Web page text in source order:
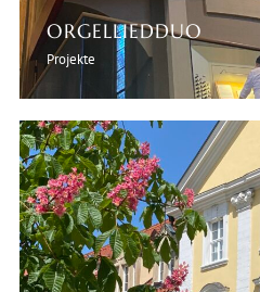
ORGELLIEDDUO
Projekte